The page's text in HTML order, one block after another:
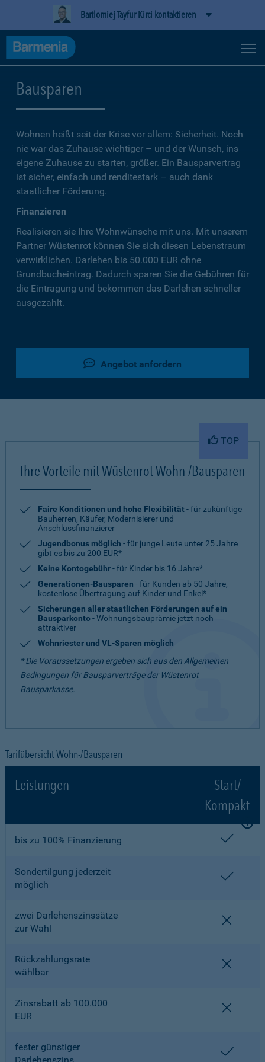
Bartlomiej Tayfur Kirci kontaktieren
Bausparen
Wohnen heißt seit der Krise vor allem: Sicherheit. Noch
nie war das Zuhause wichtiger – und der Wunsch, ins
eigene Zuhause zu starten, größer. Ein Bausparvertrag
ist sicher, einfach und renditestark – auch dank
staatlicher Förderung.
Finanzieren
Realisieren sie Ihre Wohnwünsche mit uns. Mit unserem
Partner Wüstenrot können Sie sich diesen Lebenstraum
verwirklichen. Darlehen bis 50.000 EUR ohne
Grundbucheintrag. Dadurch sparen Sie die Gebühren für
die Eintragung und bekommen das Darlehen schneller
ausgezahlt.
Angebot anfordern
TOP
Ihre Vorteile mit Wüstenrot Wohn-/Bausparen
Faire Konditionen und hohe Flexibilität- für zukünftige
Bauherren, Käufer, Modernisierer und
Anschlussfinanzierer
Jugendbonus möglich - für junge Leute unter 25 Jahre
gibt es bis zu 200 EUR*
Keine Kontogebühr- für Kinder bis 16 Jahre*
Generationen-Bausparen - für Kunden ab 50 Jahre,
kostenlose Übertragung auf Kinder und Enkel*
Sicherungen aller staatlichen Förderungen auf ein
Bausparkonto- Wohnungsbauprämie jetzt noch
attraktiver
Wohnriester und VL-Sparen möglich
* Die Voraussetzungen ergeben sich aus den Allgemeinen
Bedingungen für Bausparverträge der Wüstenrot
Bausparkasse.
Tarifübersicht Wohn-/Bausparen
Leistungen
Start/
Kompakt
bis zu 100% Finanzierung
Sondertilgung jederzeit
möglich
zwei Darlehenszinssätze
zur Wahl
Rückzahlungsrate
wählbar
Zinsrabatt ab 100.000
EUR
fester günstiger